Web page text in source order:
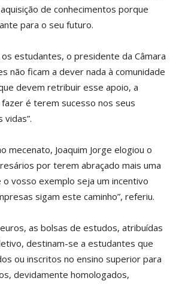
de conhecimentos porque
para o seu futuro.
os estudantes, o presidente da Câmara
não ficam a dever nada à comunidade
devem retribuir esse apoio, a
é terem sucesso nos seus
vidas”.
mecenato, Joaquim Jorge elogiou o
por terem abraçado mais uma
o vosso exemplo seja um incentivo
sigam este caminho”, referiu.
as bolsas de estudos, atribuídas
destinam-se a estudantes que
ou inscritos no ensino superior para
devidamente homologados,